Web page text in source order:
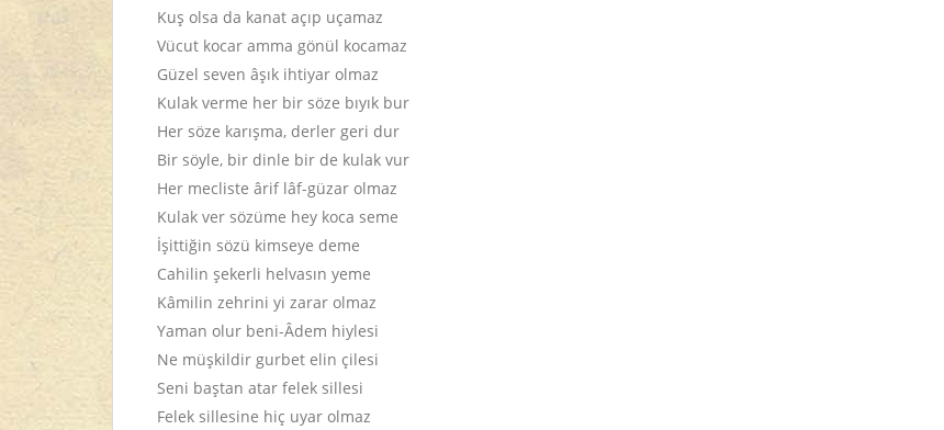
Kuş olsa da kanat açıp uçamaz
Vücut kocar amma gönül kocamaz
Güzel seven âşık ihtiyar olmaz
Kulak verme her bir söze bıyık bur
Her söze karışma, derler geri dur
Bir söyle, bir dinle bir de kulak vur
Her mecliste ârif lâf-güzar olmaz
Kulak ver sözüme hey koca seme
İşittiğin sözü kimseye deme
Cahilin şekerli helvasın yeme
Kâmilin zehrini yi zarar olmaz
Yaman olur beni-Âdem hiylesi
Ne müşkildir gurbet elin çilesi
Seni baştan atar felek sillesi
Felek sillesine hiç uyar olmaz